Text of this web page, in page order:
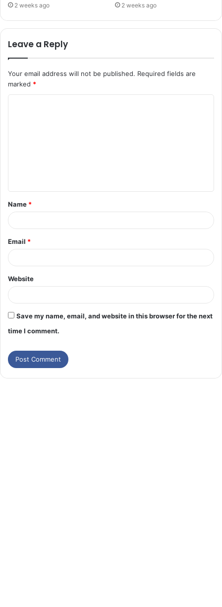
2 weeks ago 2 weeks ago
Leave a Reply
Your email address will not be published. Required fields are
marked *
Name *
Email *
Website
Save my name, email, and website in this browser for the next
time I comment.